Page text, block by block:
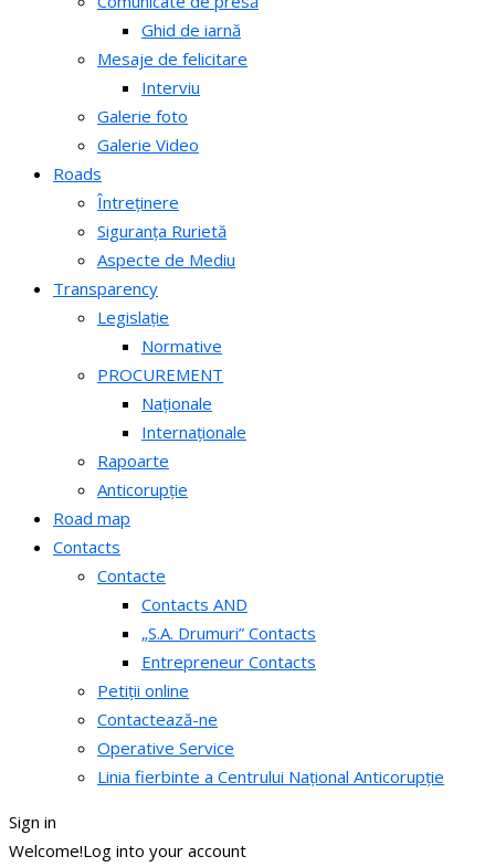
Ghid de iarnă
Mesaje de felicitare
Interviu
Galerie foto
Galerie Video
Roads
Întreținere
Siguranța Rurietă
Aspecte de Mediu
Transparency
Legislație
Normative
PROCUREMENT
Naționale
Internaționale
Rapoarte
Anticorupție
Road map
Contacts
Contacte
Contacts AND
„S.A. Drumuri” Contacts
Entrepreneur Contacts
Petiții online
Contactează-ne
Operative Service
Linia fierbinte a Centrului Național Anticorupție
Sign in
Welcome!Log into your account